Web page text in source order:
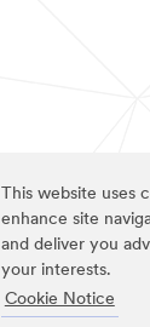
This website uses
enhance site
and deliver you
your interests.
Cookie Notice